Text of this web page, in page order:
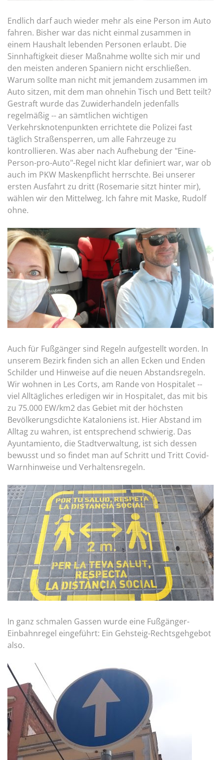
Endlich darf auch wieder mehr als eine Person im Auto
fahren. Bisher war das nicht einmal zusammen in
einem Haushalt lebenden Personen erlaubt. Die
Sinnhaftigkeit dieser Maßnahme wollte sich mir und
den meisten anderen Spaniern nicht erschließen.
Warum sollte man nicht mit jemandem zusammen im
Auto sitzen, mit dem man ohnehin Tisch und Bett teilt?
Gestraft wurde das Zuwiderhandeln jedenfalls
regelmäßig -- an sämtlichen wichtigen
Verkehrsknotenpunkten errichtete die Polizei fast
täglich Straßensperren, um alle Fahrzeuge zu
kontrollieren. Was aber nach Aufhebung der "Eine-
Person-pro-Auto"-Regel nicht klar definiert war, war ob
auch im PKW Maskenpflicht herrschte. Bei unserer
ersten Ausfahrt zu dritt (Rosemarie sitzt hinter mir),
wählen wir den Mittelweg. Ich fahre mit Maske, Rudolf
ohne.
Auch für Fußgänger sind Regeln aufgestellt worden. In
unserem Bezirk finden sich an allen Ecken und Enden
Schilder und Hinweise auf die neuen Abstandsregeln.
Wir wohnen in Les Corts, am Rande von Hospitalet --
viel Alltägliches erledigen wir in Hospitalet, das mit bis
zu 75.000 EW/km2 das Gebiet mit der höchsten
Bevölkerungsdichte Kataloniens ist. Hier Abstand im
Alltag zu wahren, ist entsprechend schwierig. Das
Ayuntamiento, die Stadtverwaltung, ist sich dessen
bewusst und so findet man auf Schritt und Tritt Covid-
Warnhinweise und Verhaltensregeln.
In ganz schmalen Gassen wurde eine Fußgänger-
Einbahnregel eingeführt: Ein Gehsteig-Rechtsgehgebot
also.